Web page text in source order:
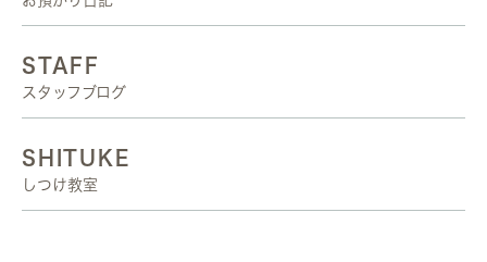
STAFF
スタッフブログ
SHITUKE
しつけ教室